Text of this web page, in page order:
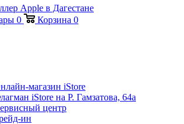
0 Корзина 0
магазин iStore
iStore на Р. Гамзатова, 64а
центр
ин